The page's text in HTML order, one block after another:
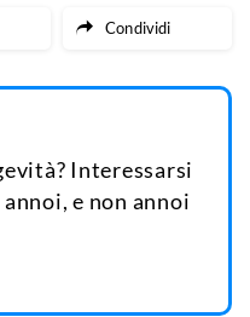
Condividi
Interessarsi
e non annoi